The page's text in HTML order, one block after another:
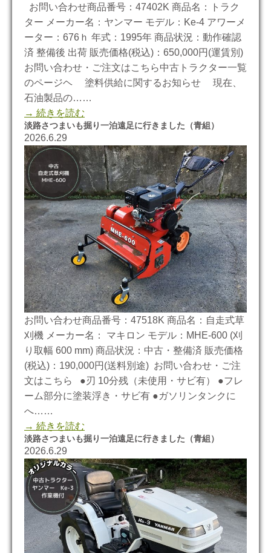
お問い合わせ商品番号：47402K 商品名：トラク
ター メーカー名：ヤンマー モデル：Ke-4 アワーメ
ーター：676ｈ 年式：1995年 商品状況：動作確認
済 整備後 出荷 販売価格(税込)：650,000円(運賃別)
お問い合わせ・ご注文はこちら中古トラクター一覧
のページヘ 塗料供給に関するお知らせ 現在、
石油製品の……
→ 続きを読む
淡路さつまいも掘り一泊遠足に行きました（青組）
2026.6.29
お問い合わせ商品番号：47518K 商品名：自走式草
刈機 メーカー名： マキロン モデル：MHE-600 (刈
り取幅 600 mm) 商品状況：中古・整備済 販売価格
(税込)：190,000円(送料別途) お問い合わせ・ご注
文はこちら ●刃 10分残（未使用・サビ有） ●フレ
ーム部分に塗装浮き・サビ有 ●ガソリンタンクに
へ……
→ 続きを読む
淡路さつまいも掘り一泊遠足に行きました（青組）
2026.6.29